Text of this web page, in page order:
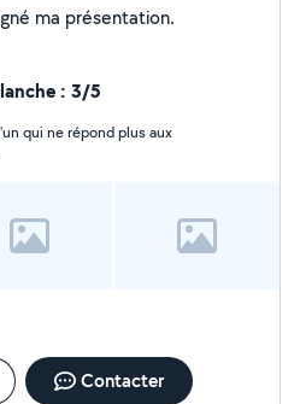
Je n'ai pas encore renseigné ma présentation.
: 3/5
qui ne répond plus aux
Contacter